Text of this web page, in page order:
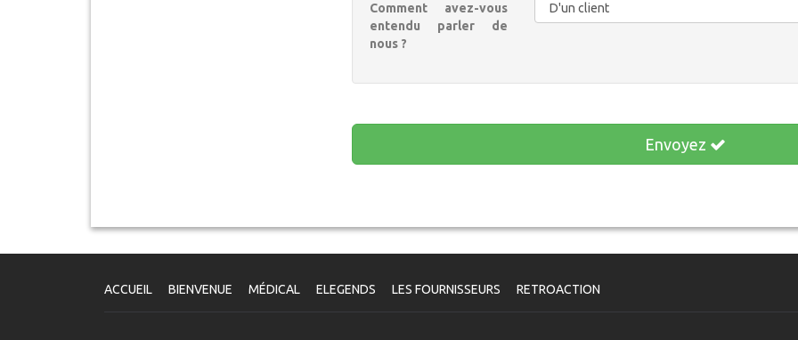
Comment avez-vous
entendu parler de
nous ?
Envoyez
ACCUEIL BIENVENUE MÉDICAL ELEGENDS LES FOURNISSEURS RETROACTION